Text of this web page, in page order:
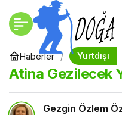
Haberler Yurtdışı
Atina Gezilecek
Gezgin Özlem
En Ucuz ve Eğlenceli 5
Avrupa Şehri